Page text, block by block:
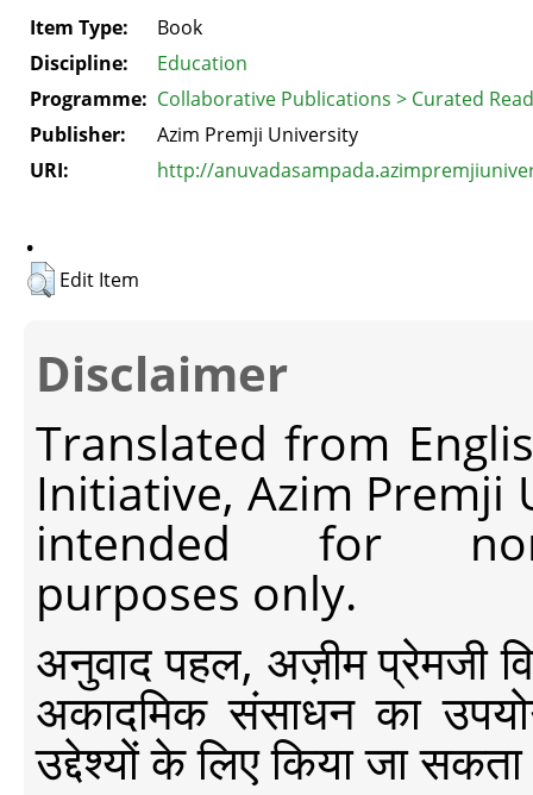
Item Type:
Book
Discipline:
Education
Programme: Collaborative Publications > Curated
Publisher:
Azim Premji University
URI:
http://
.
Edit Item
Disclaimer
Translated from
Initiative, Azim Premji
intended for non-
purposes only.
अनुवाद पहल, अज़ीम प्रेमजी
अकादमिक संसाधन का
उद्देश्यों के लिए किया जा